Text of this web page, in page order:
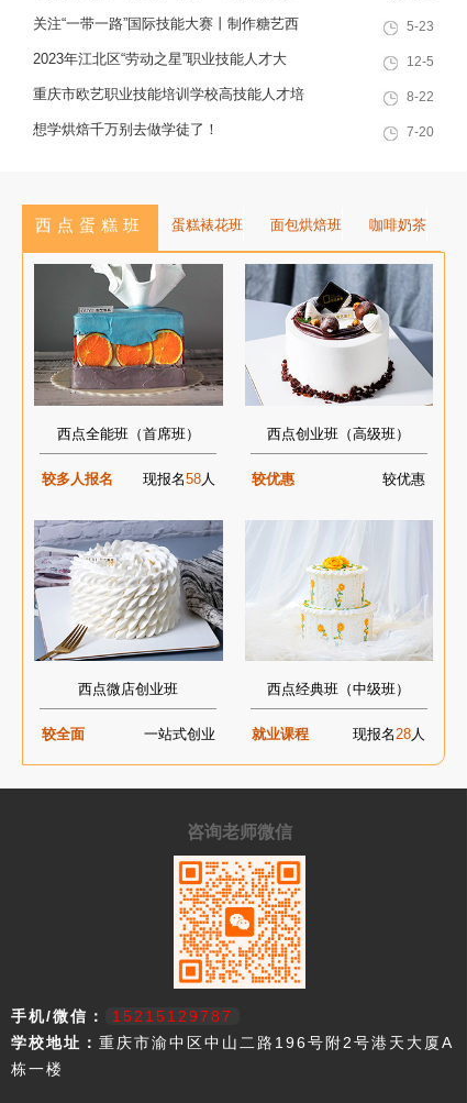
人才，是集技能培训、证书认定、
巴渝青年技能之星名单出炉，重庆欧艺职业
技能培训学校技能人才榜上有名！
关注“一带一路”国际技能大赛丨制作糖艺西
点，看手艺更考验审美
5-23
2023年江北区“劳动之星”职业技能人才大
赛，我校选手荣获互联网营销师第一名
12-5
重庆市欧艺职业技能培训学校高技能人才培
训基地建设专家指导会会议简报
8-22
想学烘焙千万别去做学徒了！ 7-20
西点蛋糕班 蛋糕裱花班 面包烘焙班 咖啡奶茶
西点全能班（首席班）
较多人报名 现报名58人
西点创业班（高级班）
较优惠 较优惠
西点微店创业班
较全面 一站式创业
西点经典班（中级班）
就业课程 现报名28人
咨询老师微信
手机/微信：
15215129787
学校地址： 重庆市渝中区中山二路196号附2号港天大厦A
栋一楼